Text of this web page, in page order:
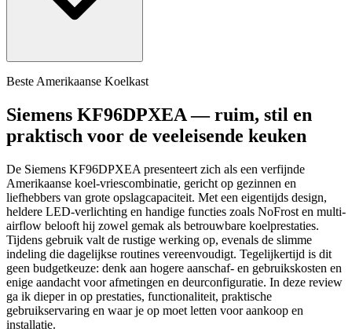
Beste Amerikaanse Koelkast
Siemens KF96DPXEA — ruim, stil en
praktisch voor de veeleisende keuken
De Siemens KF96DPXEA presenteert zich als een verfijnde
Amerikaanse koel-vriescombinatie, gericht op gezinnen en
liefhebbers van grote opslagcapaciteit. Met een eigentijds design,
heldere LED-verlichting en handige functies zoals NoFrost en multi-
airflow belooft hij zowel gemak als betrouwbare koelprestaties.
Tijdens gebruik valt de rustige werking op, evenals de slimme
indeling die dagelijkse routines vereenvoudigt. Tegelijkertijd is dit
geen budgetkeuze: denk aan hogere aanschaf- en gebruikskosten en
enige aandacht voor afmetingen en deurconfiguratie. In deze review
ga ik dieper in op prestaties, functionaliteit, praktische
gebruikservaring en waar je op moet letten voor aankoop en
installatie.